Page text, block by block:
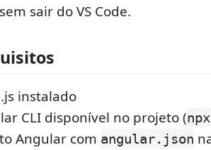
sair do VS Code.
instalado
CLI disponível no projeto (
Angular com angular.json